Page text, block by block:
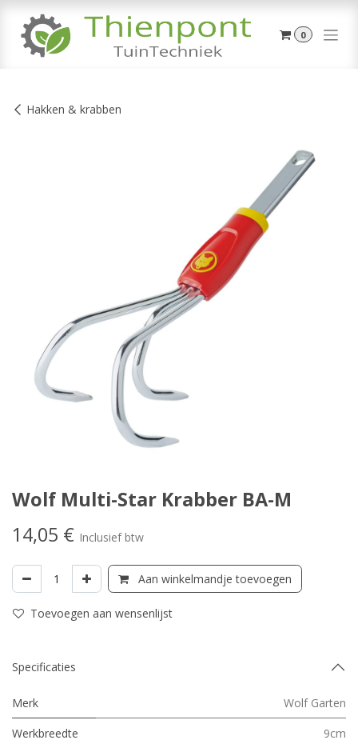
0
Hakken & krabben
Wolf Multi-Star Krabber BA-M
14,05 € Inclusief btw
Aan winkelmandje toevoegen
Toevoegen aan wensenlijst
Specificaties
Merk
Wolf Garten
Werkbreedte
9cm